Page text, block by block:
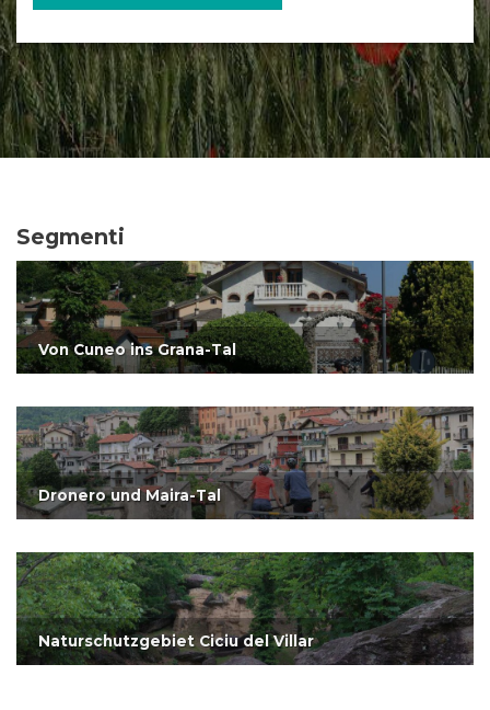
Segmenti
Von Cuneo ins Grana-Tal
Dronero und Maira-Tal
Naturschutzgebiet Ciciu del Villar